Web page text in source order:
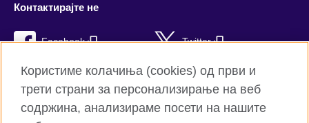
Контактирајте не
Facebook Twitter
YouTube Flickr
Користиме колачиња (cookies) од први и
трети страни за персонализирање на веб
содржина, анализираме посети на нашите